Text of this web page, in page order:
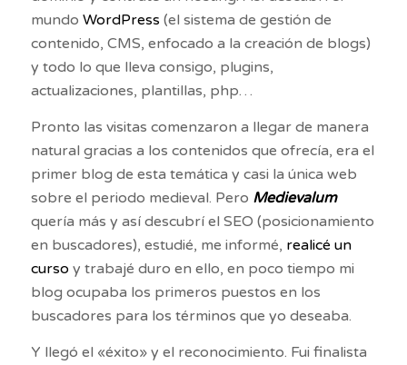
mundo WordPress (el sistema de gestión de
contenido, CMS, enfocado a la creación de blogs)
y todo lo que lleva consigo, plugins,
actualizaciones, plantillas, php…
Pronto las visitas comenzaron a llegar de manera
natural gracias a los contenidos que ofrecía, era el
primer blog de esta temática y casi la única web
sobre el periodo medieval. Pero Medievalum
quería más y así descubrí el SEO (posicionamiento
en buscadores), estudié, me informé, realicé un
curso y trabajé duro en ello, en poco tiempo mi
blog ocupaba los primeros puestos en los
buscadores para los términos que yo deseaba.
Y llegó el «éxito» y el reconocimiento. Fui finalista